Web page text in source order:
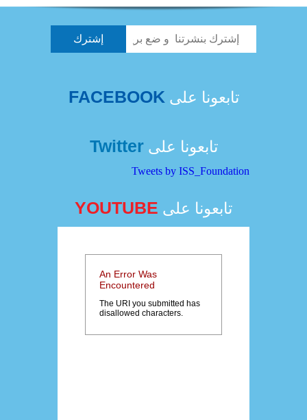
تابعونا على FACEBOOK
تابعونا علىTwitter
Tweets by ISS_Foundation
تابعونا على YOUTUBE